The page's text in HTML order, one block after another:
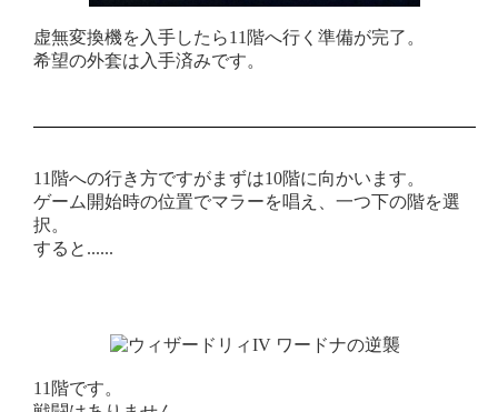
虚無変換機を入手したら11階へ行く準備が完了。
希望の外套は入手済みです。
11階への行き方ですがまずは10階に向かいます。
ゲーム開始時の位置でマラーを唱え、一つ下の階を選
択。
すると......
11階です。